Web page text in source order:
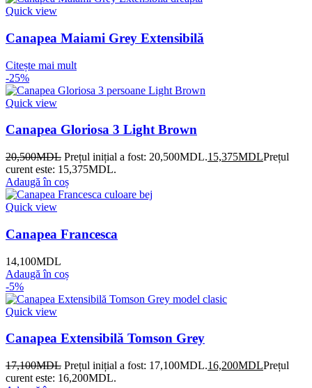
Quick view
Canapea Maiami Grey Extensibilă
Citește mai mult
-25%
Quick view
Canapea Gloriosa 3 Light Brown
20,500MDL Prețul inițial a fost: 20,500MDL.15,375MDLPrețul
curent este: 15,375MDL.
Adaugă în coș
Quick view
Canapea Francesca
14,100MDL
Adaugă în coș
-5%
Quick view
Canapea Extensibilă Tomson Grey
17,100MDL Prețul inițial a fost: 17,100MDL.16,200MDLPrețul
curent este: 16,200MDL.